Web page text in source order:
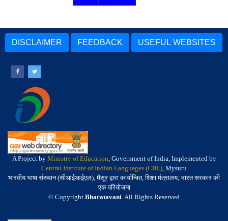
DISCLAIMER FEEDBACK USEFUL WEBSITES
A Project by Ministry of Education, Government of India, Implemented by
Central Institute of Indian Languages (CIIL), Mysuru
भारतीय भाषा संस्थान (सीआईआईएल), मैसूर द्वारा कार्यान्वित, शिक्षा मंत्रालय, भारत सरकार की
एक परियोजना
© Copyright Bharatavani. All Rights Reserved